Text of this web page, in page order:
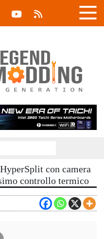
con camera
controllo termico